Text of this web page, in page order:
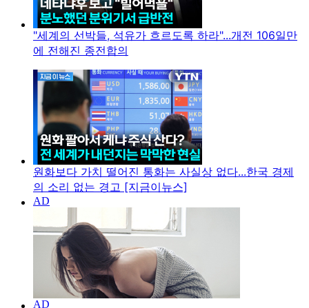
"세계의 선박들, 석유가 흐르도록 하라"...개전 106일만
에 전해진 종전합의
원화보다 가치 떨어진 통화는 사실상 없다...한국 경제
의 소리 없는 경고 [지금이뉴스]